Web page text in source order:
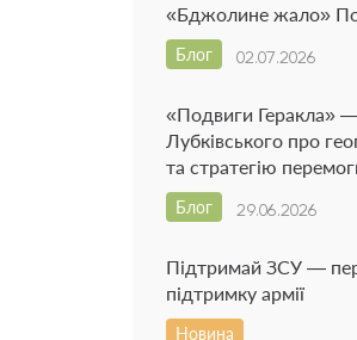
«Бджолине жало»
02.07.2026
Блог
«Подвиги Геракла»
Лубківського про
та стратегію
29.06.2026
Блог
Підтримай ЗСУ —
підтримку армії
Новина